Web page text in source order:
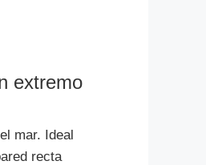
extremo
mar. Ideal
recta